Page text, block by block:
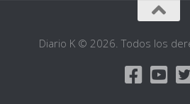
Diario K © 2026. Todos los